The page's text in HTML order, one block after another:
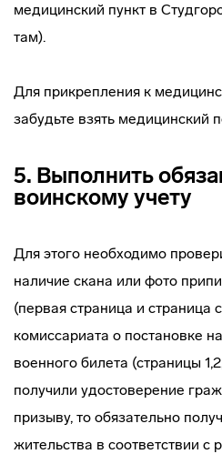
медицинский пункт в
там).
Для прикрепления к
забудьте взять медицинский
5. Выполнить
воинскому учету
Для этого необходимо
наличие скана или фото
(первая страница и страница
комиссариата о постановке
военного билета (страницы
получили удостоверение
призыву, то обязательно
жительства в соответствии с